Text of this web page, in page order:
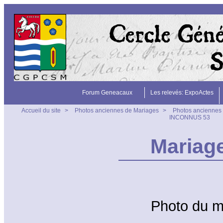
Forum Geneacaux Les relevés: ExpoActes
Accueil du site > Photos anciennes de Mariages >
Photos
INCONNUS 53
Photo du